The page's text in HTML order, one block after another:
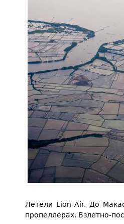
Летели Lion Air. До
пропеллерах. Взлетно-